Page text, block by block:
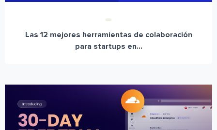
Las 12 mejores herramientas de colaboración
para startups en...